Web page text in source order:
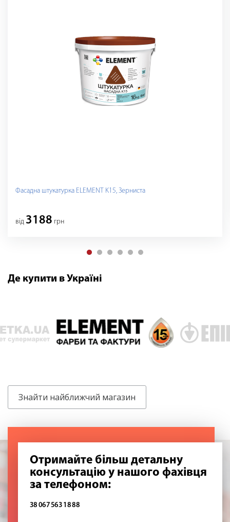
Фасадна штукатурка ELEMENT K15, Зерниста
вiд 3188 грн
Де купити в Україні
Знайти найближчий магазин
Отримайте більш детальну
консультацію у нашого фахівця
за телефоном:
38 067 563 18 88